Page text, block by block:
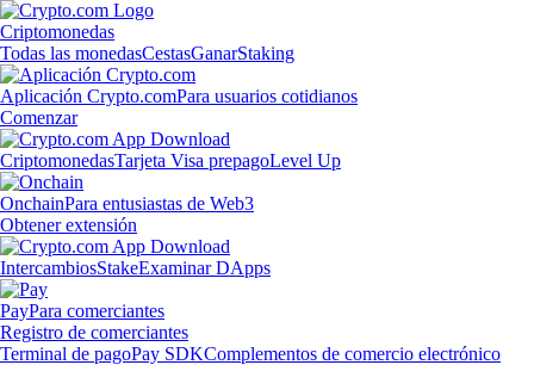
Criptomonedas
Todas las monedasCestasGanarStaking
Aplicación Crypto.comPara usuarios cotidianos
Comenzar
CriptomonedasTarjeta Visa prepagoLevel Up
OnchainPara entusiastas de Web3
Obtener extensión
IntercambiosStakeExaminar DApps
PayPara comerciantes
Registro de comerciantes
Terminal de pagoPay SDKComplementos de comercio electrónico